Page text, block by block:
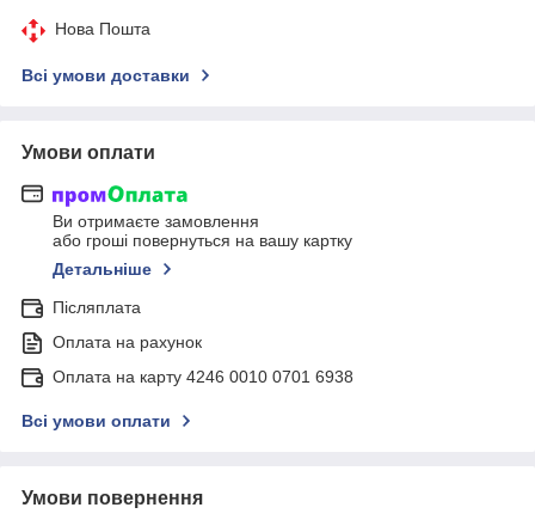
Нова Пошта
Всі умови доставки
Умови оплати
Ви отримаєте замовлення
або гроші повернуться на вашу картку
Детальніше
Післяплата
Оплата на рахунок
Оплата на карту 4246 0010 0701 6938
Всі умови оплати
Умови повернення